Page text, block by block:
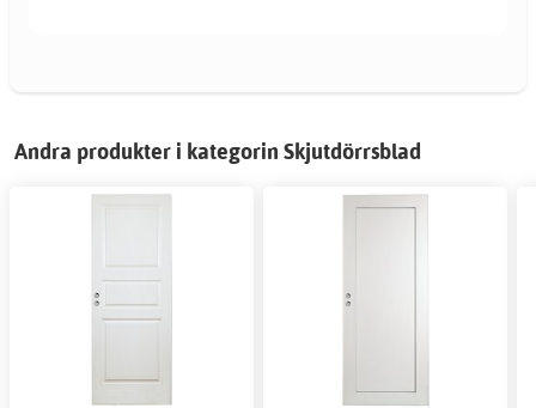
Andra produkter i kategorin Skjutdörrsblad